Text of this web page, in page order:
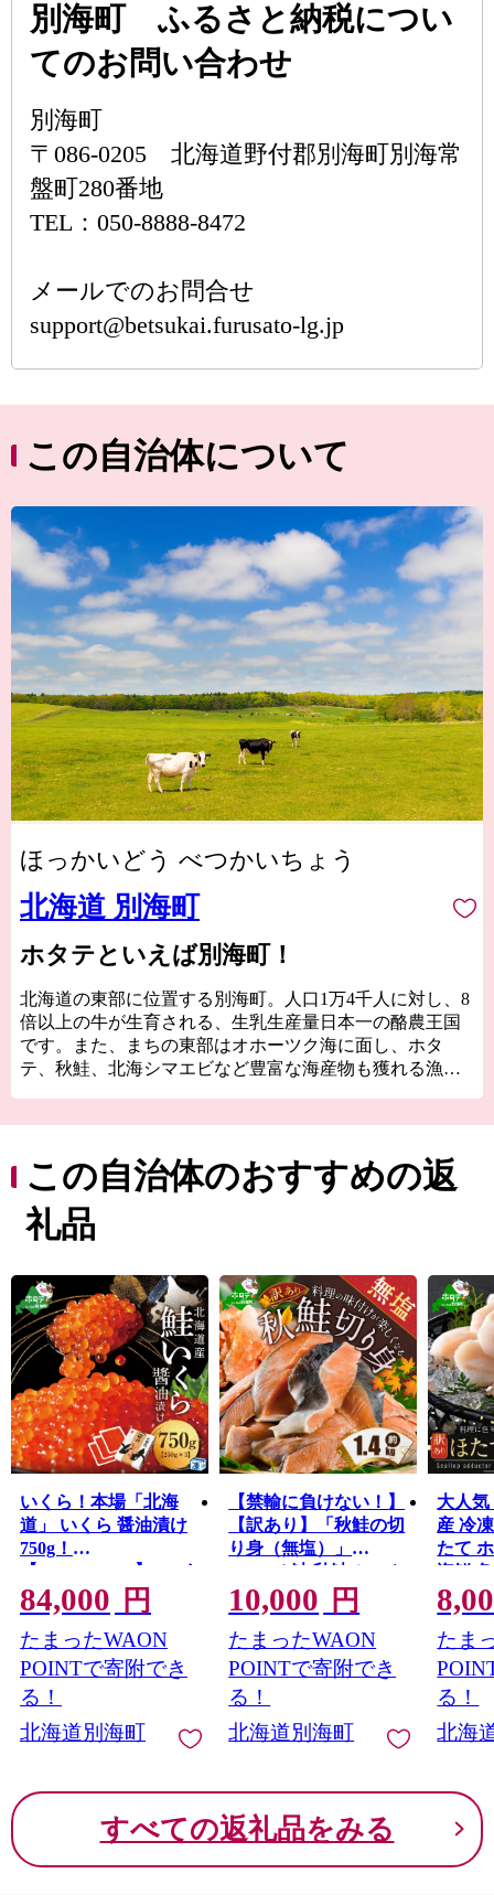
別海町 ふるさと納税につい
てのお問い合わせ
別海町
〒086-0205 北海道野付郡別海町別海常
盤町280番地
TEL：050-8888-8472
メールでのお問合せ
support@betsukai.furusato-lg.jp
この自治体について
ほっかいどう べつかいちょう
北海道 別海町
ホタテといえば別海町！
北海道の東部に位置する別海町。人口1万4千人に対し、8
倍以上の牛が生育される、生乳生産量日本一の酪農王国
です。また、まちの東部はオホーツク海に面し、ホタ
テ、秋鮭、北海シマエビなど豊富な海産物も獲れる漁業
る「氷平線ウォーク」など、オンリーワンの景色と体験
も魅力の１つです。
皆さんの応援で別海を、北海道を、日本を元気にしてい
きます！応援よろしくお願いします！
この自治体のおすすめの返
礼品
いくら！本場「北海
道」 いくら 醤油漬け
750g！
【NK003NQ13】( いく
ら いくら醤油漬け い
くら醤油漬 醤油いく
ら 鮭いくら 国産いく
ら 北海道産いくら 地
場産いくら 道産いく
ら 別海町 ふるさと納
税 ふるさと ikura お届
84,000 円
たまったWAON
POINTで寄附でき
る！
北海道別海町
【禁輸に負けない！】
【訳あり】「秋鮭の切
り身（無塩）」
1.4kg（ 鮭 秋鮭 シャケ
秋シャケ 北海道産鮭
北海道産秋鮭 道産鮭
道産秋鮭 鮭切り身 鮭
切身 さけ さけ切り身
さけ切身 国産鮭 国産
秋鮭 地場産鮭 地場産
秋鮭 ふるさと納税 訳
身）
10,000 円
たまったWAON
POINTで寄附でき
る！
北海道別海町
大人
産 冷
たて
海鮮
天然 海鮮 ラ
大人気
訳あり
たま
る！
北海
すべての返礼品をみる